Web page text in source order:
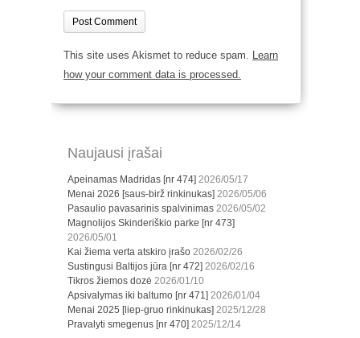
This site uses Akismet to reduce spam.
Learn
how your comment data is processed.
Naujausi įrašai
Apeinamas Madridas [nr 474] 2026/05/17
Menai 2026 [saus-birž rinkinukas] 2026/05/06
Pasaulio pavasarinis spalvinimas 2026/05/02
Magnolijos Skinderiškio parke [nr 473]
2026/05/01
Kai žiema verta atskiro įrašo 2026/02/26
Sustingusi Baltijos jūra [nr 472] 2026/02/16
Tikros žiemos dozė 2026/01/10
Apsivalymas iki baltumo [nr 471] 2026/01/04
Menai 2025 [liep-gruo rinkinukas] 2025/12/28
Pravalyti smegenus [nr 470] 2025/12/14